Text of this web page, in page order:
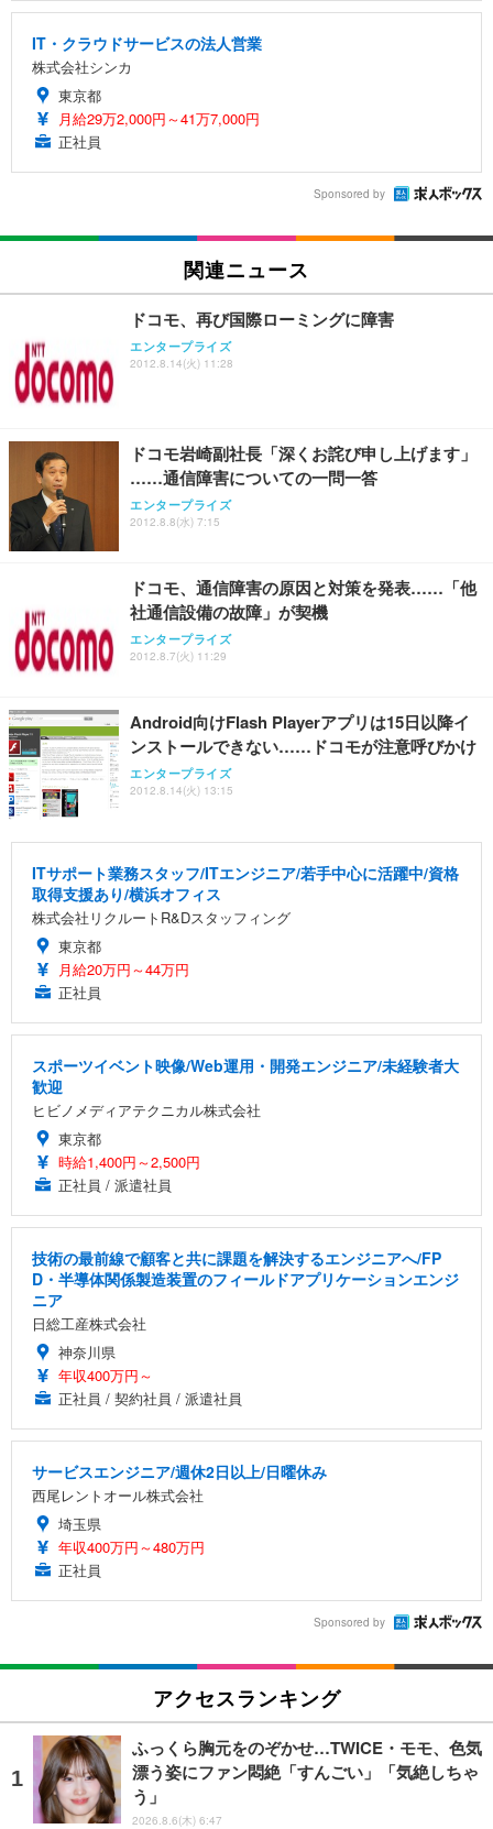
IT・クラウドサービスの法人営業
株式会社シンカ
東京都
月給29万2,000円～41万7,000円
正社員
Sponsored by
関連ニュース
ドコモ、再び国際ローミングに障害
エンタープライズ
2012.8.14(火) 11:28
ドコモ岩崎副社長「深くお詫び申し上げます」
……通信障害についての一問一答
エンタープライズ
2012.8.8(水) 7:15
ドコモ、通信障害の原因と対策を発表……「他
社通信設備の故障」が契機
エンタープライズ
2012.8.7(火) 11:29
Android向けFlash Playerアプリは15日以降イ
ンストールできない……ドコモが注意呼びかけ
エンタープライズ
2012.8.14(火) 13:15
ITサポート業務スタッフ/ITエンジニア/若手中心に活躍中/資格
取得支援あり/横浜オフィス
株式会社リクルートR&Dスタッフィング
東京都
月給20万円～44万円
正社員
スポーツイベント映像/Web運用・開発エンジニア/未経験者大
歓迎
ヒビノメディアテクニカル株式会社
東京都
時給1,400円～2,500円
正社員 / 派遣社員
技術の最前線で顧客と共に課題を解決するエンジニアへ/FP
D・半導体関係製造装置のフィールドアプリケーションエンジ
ニア
日総工産株式会社
神奈川県
年収400万円～
正社員 / 契約社員 / 派遣社員
サービスエンジニア/週休2日以上/日曜休み
西尾レントオール株式会社
埼玉県
年収400万円～480万円
正社員
Sponsored by
アクセスランキング
ふっくら胸元をのぞかせ…TWICE・モモ、色気
漂う姿にファン悶絶「すんごい」「気絶しちゃ
う」
2026.8.6(木) 6:47